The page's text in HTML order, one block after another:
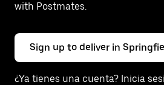
with Postmates.
Sign up to deliver in
¿Ya tienes una cuenta? Inicia